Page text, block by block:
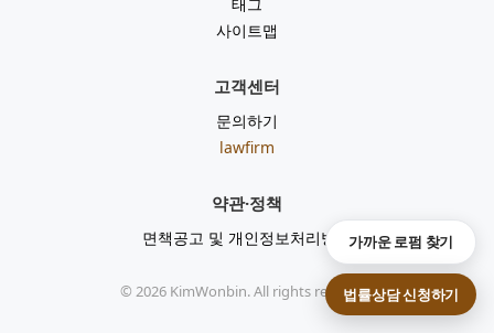
사이트맵
고객센터
문의하기
lawfirm
약관·정책
면책공고 및 개인정보처리방침
© 2026KimWonbin. All rights reserved.
가까운 로펌 찾기
법률상담 신청하기